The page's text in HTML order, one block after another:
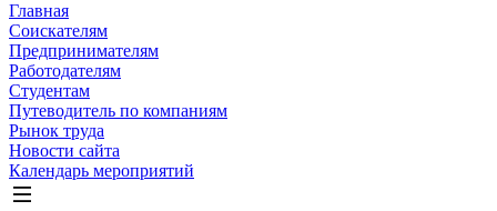
Главная
Соискателям
Предпринимателям
Работодателям
Студентам
Путеводитель по компаниям
Рынок труда
Новости сайта
Календарь мероприятий